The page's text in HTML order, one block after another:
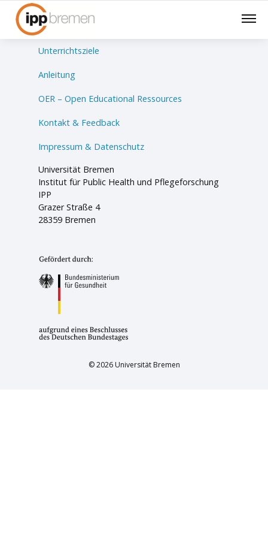
Lernsituationen
Unterrichtsziele
Anleitung
OER – Open Educational Ressources
Kontakt & Feedback
Impressum & Datenschutz
Universität Bremen
Institut für Public Health und Pflegeforschung
IPP
Grazer Straße 4
28359 Bremen
© 2026 Universität Bremen